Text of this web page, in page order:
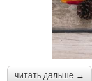
читать дальше →